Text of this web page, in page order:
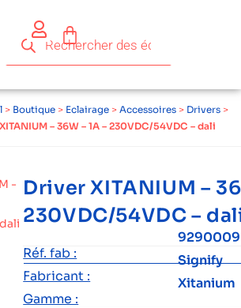
> Boutique > Eclairage > Accessoires > Drivers >
– 36W – 1A – 230VDC/54VDC – dali
Driver XITANIUM –
230VDC/54VDC –
Réf. fab :
Fabricant :
Signify
Gamme :
Xitanium